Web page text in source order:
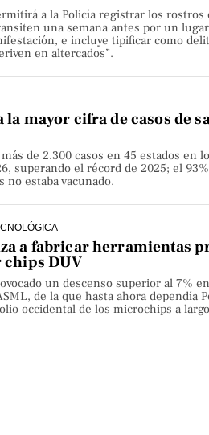
a la Policía registrar los rostros
una semana antes por un
e incluye tipificar como
en altercados”.
la mayor cifra de casos de
de 2.300 casos en 45 estados en
superando el récord de 2025; el
no estaba vacunado.
a fabricar herramientas
DUV
un descenso superior al 7%
de la que hasta ahora dependía
occidental de los microchips a